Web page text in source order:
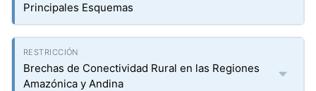
Principales Esquemas
Brechas de Conectividad Rural en las Regiones
Amazónica y Andina